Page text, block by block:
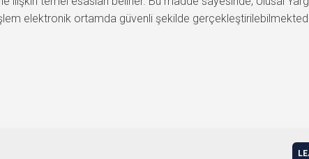
elektronik ortamda güvenli şekilde